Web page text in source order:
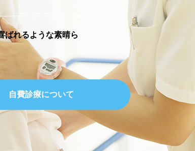
ばれるような素晴ら
自費診療について